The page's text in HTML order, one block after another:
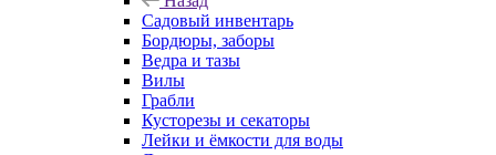
Садовый инвентарь
Бордюры, заборы
Ведра и тазы
Вилы
Грабли
Кусторезы и секаторы
Лейки и ёмкости для воды